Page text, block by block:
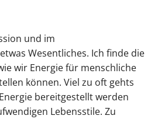
und im
Wesentliches. Ich finde die
wir Energie für menschliche
können. Viel zu oft gehts
bereitgestellt werden
Lebensstile. Zu